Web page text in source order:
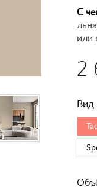
С
или
2
Вид